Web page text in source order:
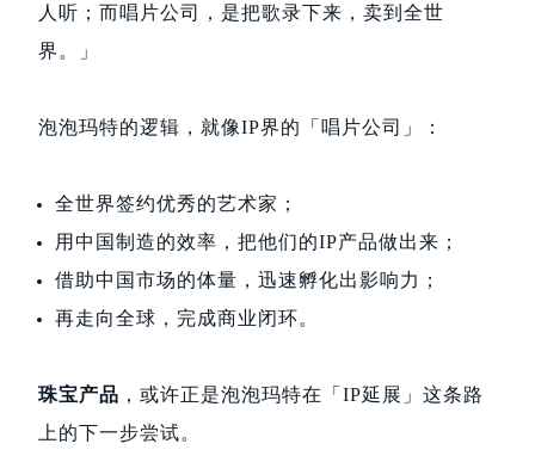
人听；而唱片公司，是把歌录下来，卖到全世
界。」
泡泡玛特的逻辑，就像IP界的「唱片公司」：
全世界签约优秀的艺术家；
用中国制造的效率，把他们的IP产品做出来；
借助中国市场的体量，迅速孵化出影响力；
再走向全球，完成商业闭环。
珠宝产品 ，或许正是泡泡玛特在「IP延展」这条路
上的下一步尝试。